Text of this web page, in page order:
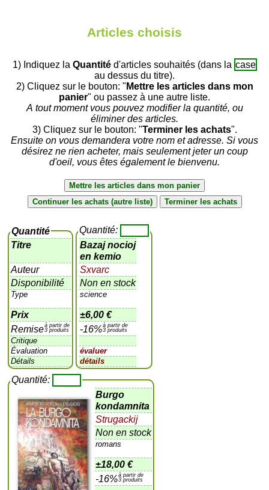
Articles choisis
1) Indiquez la Quantitéd'articles souhaités (dans la case
au dessus du titre).
2) Cliquez sur le bouton: " Mettre les articles dans mon
panier" ou passez à une autre liste.
A tout moment vous pouvez modifier la quantité, ou
éliminer des articles.
3) Cliquez sur le bouton: "Terminer les achats".
Ensuite on vous demandera votre nom et adresse. Si vous
désirez ne rien acheter, mais seulement jeter un coup
d'oeil, vous êtes également le bienvenu.
Quantité
Titre
Auteur
Disponibilité
Type
Prix
Remiseà partir de
3 produits
Critique
Évaluation
Détails
Quantité:
Bazaj nocioj
en kemio
Sxvarc
Non en stock
science
±6,00 €
-16%à partir de
3 produits
évaluer
détails
Quantité:
Burgo
kondamnita
Strugackij
Non en stock
romans
±18,00 €
-16%à partir de
3 produits